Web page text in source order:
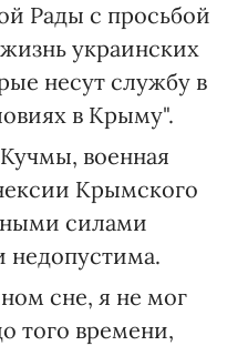
Рады с просьбой
украинских
несут службу в
в Крыму".
военная
Крымского
силами
недопустима.
сне, я не мог
того времени,